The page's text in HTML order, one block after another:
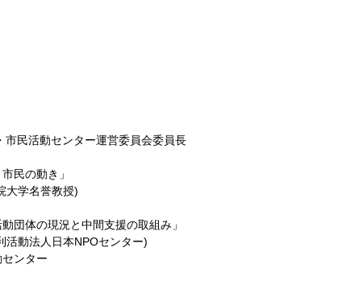
市民活動センター運営委員会委員長
民の動き」
大学名誉教授)
団体の現況と中間支援の取組み」
活動法人日本NPOセンター)
ンター